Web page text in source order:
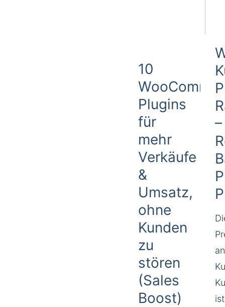
10
Plugins
für
mehr
Verkäufe
&
Umsatz,
ohne
Kunden
zu
stören
(Sales
Boost)